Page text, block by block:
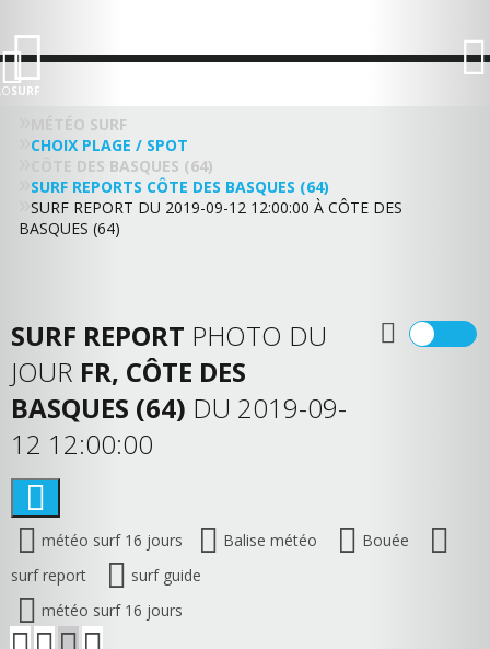
SURF
MÉTÉO SURF
CHOIX PLAGE / SPOT
CÔTE DES BASQUES (64)
SURF REPORTS CÔTE DES BASQUES (64)
SURF REPORT DU 2019-09-12 12:00:00 À CÔTE DES
BASQUES (64)
SURF REPORT PHOTO DU
JOUR FR, CÔTE DES
BASQUES (64) DU 2019-09-
12 12:00:00
météo surf 16 jours Balise météo
Bouée
surf report
surf guide
météo surf 16 jours